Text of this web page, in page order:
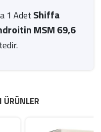
1 Adet Shiffa
MSM 69,6
ÜRÜNLER